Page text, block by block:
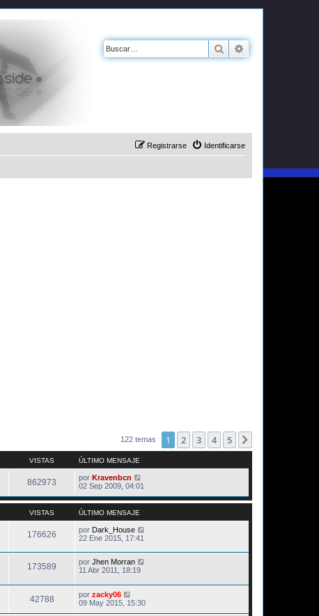
Buscar
Identificarse
Registrarse
122 temas 1 2 3 4 5
VISTAS ÚLTIMO MENSAJE
862973 por Kravenbcn
02 Sep 2009, 04:01
VISTAS ÚLTIMO MENSAJE
176626 por Dark_House
22 Ene 2015, 17:41
173589 por Jhen Morran
11 Abr 2011, 18:19
42788 por zacky06
09 May 2015, 15:30